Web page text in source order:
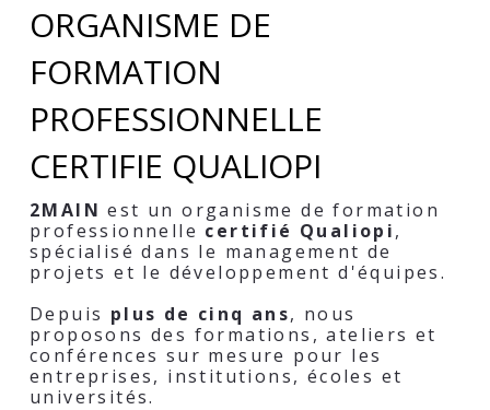
ORGANISME DE
FORMATION
PROFESSIONNELLE
CERTIFIE QUALIOPI
2MAIN est un organisme de formation
professionnelle certifié Qualiopi,
spécialisé dans le management de
projets et le développement d'équipes.
Depuis plus de cinq ans, nous
proposons des formations, ateliers et
conférences sur mesure pour les
entreprises, institutions, écoles et
universités.